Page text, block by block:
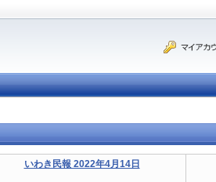
いわき民報 2022年4月14日